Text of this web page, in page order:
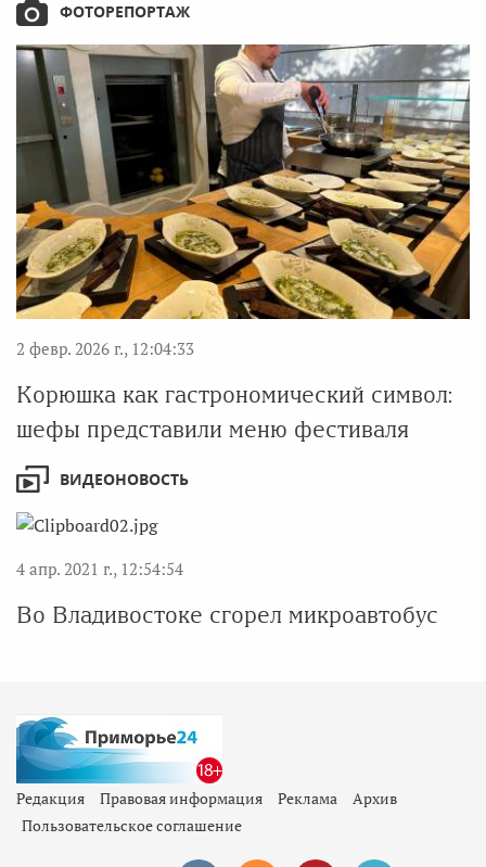
ФОТОРЕПОРТАЖ
2 февр. 2026 г., 12:04:33
Корюшка как гастрономический символ:
шефы представили меню фестиваля
ВИДЕОНОВОСТЬ
4 апр. 2021 г., 12:54:54
Во Владивостоке сгорел микроавтобус
Редакция Правовая информация Реклама
Архив
Пользовательское соглашение